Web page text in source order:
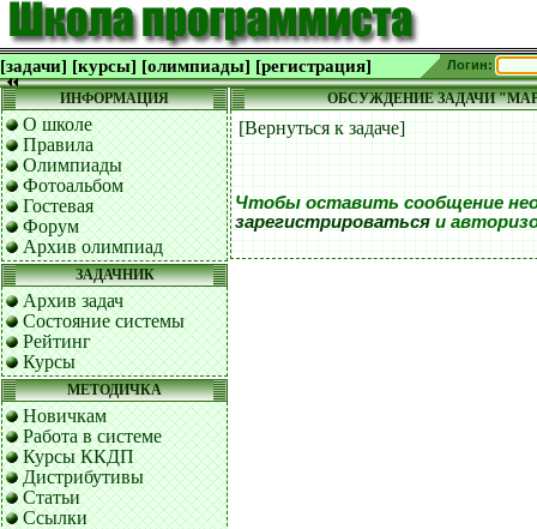
[задачи] [курсы] [олимпиады] [регистрация] Логин:
ИНФОРМАЦИЯ
О школе
Правила
Олимпиады
Фотоальбом
Гостевая
Форум
Архив олимпиад
ЗАДАЧНИК
Архив задач
Состояние системы
Рейтинг
Курсы
МЕТОДИЧКА
Новичкам
Работа в системе
Курсы ККДП
Дистрибутивы
Статьи
Ссылки
ОБСУЖДЕНИЕ ЗАДАЧИ
[Вернуться к задаче]
Чтобы оставить сообщение
зарегистрироватьсяи